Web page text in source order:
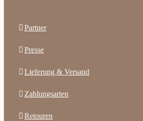
Partner
Presse
Lieferung & Versand
Zahlungsarten
Retouren